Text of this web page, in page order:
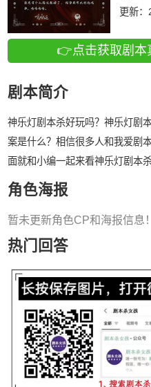
更新：
👉点击获取剧本
剧本简介
神乐灯剧本杀好玩吗？神乐灯剧
案是什么？相信很多人和我爱剧
面就和小编一起来看神乐灯剧
角色海报
暂未更新角色CP和海报信息！
热门回答